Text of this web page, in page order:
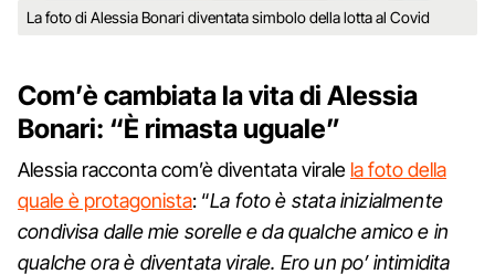
La foto di Alessia Bonari diventata simbolo della lotta al Covid
Com’è cambiata la vita di Alessia
Bonari: “È rimasta uguale”
Alessia racconta com’è diventata virale la foto della
quale è protagonista: “La foto è stata inizialmente
condivisa dalle mie sorelle e da qualche amico e in
qualche ora è diventata virale. Ero un po’ intimidita